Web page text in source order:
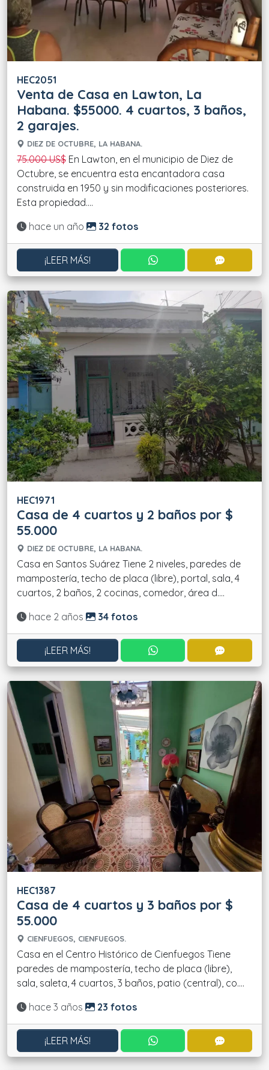
HEC2051
Venta de Casa en Lawton, La
Habana. $55000. 4 cuartos, 3 baños,
2 garajes.
DIEZ DE OCTUBRE, LA HABANA.
75.000 US$ En Lawton, en el municipio de Diez de
Octubre, se encuentra esta encantadora casa
construida en 1950 y sin modificaciones posteriores.
Esta propiedad....
Actualizado:
hace un año 32 fotos
¡LEER MÁS! CONTACTAR POR
HEC1971
Casa de 4 cuartos y 2 baños por $
55.000
DIEZ DE OCTUBRE, LA HABANA.
Casa en Santos Suárez Tiene 2 niveles, paredes de
mampostería, techo de placa (libre), portal, sala, 4
cuartos, 2 baños, 2 cocinas, comedor, área d....
Actualizado:
hace 2 años 34 fotos
¡LEER MÁS! CONTACTAR POR
HEC1387
Casa de 4 cuartos y 3 baños por $
55.000
CIENFUEGOS, CIENFUEGOS.
Casa en el Centro Histórico de Cienfuegos Tiene
paredes de mampostería, techo de placa (libre),
sala, saleta, 4 cuartos, 3 baños, patio (central), co....
Actualizado:
hace 3 años 23 fotos
¡LEER MÁS! CONTACTAR POR